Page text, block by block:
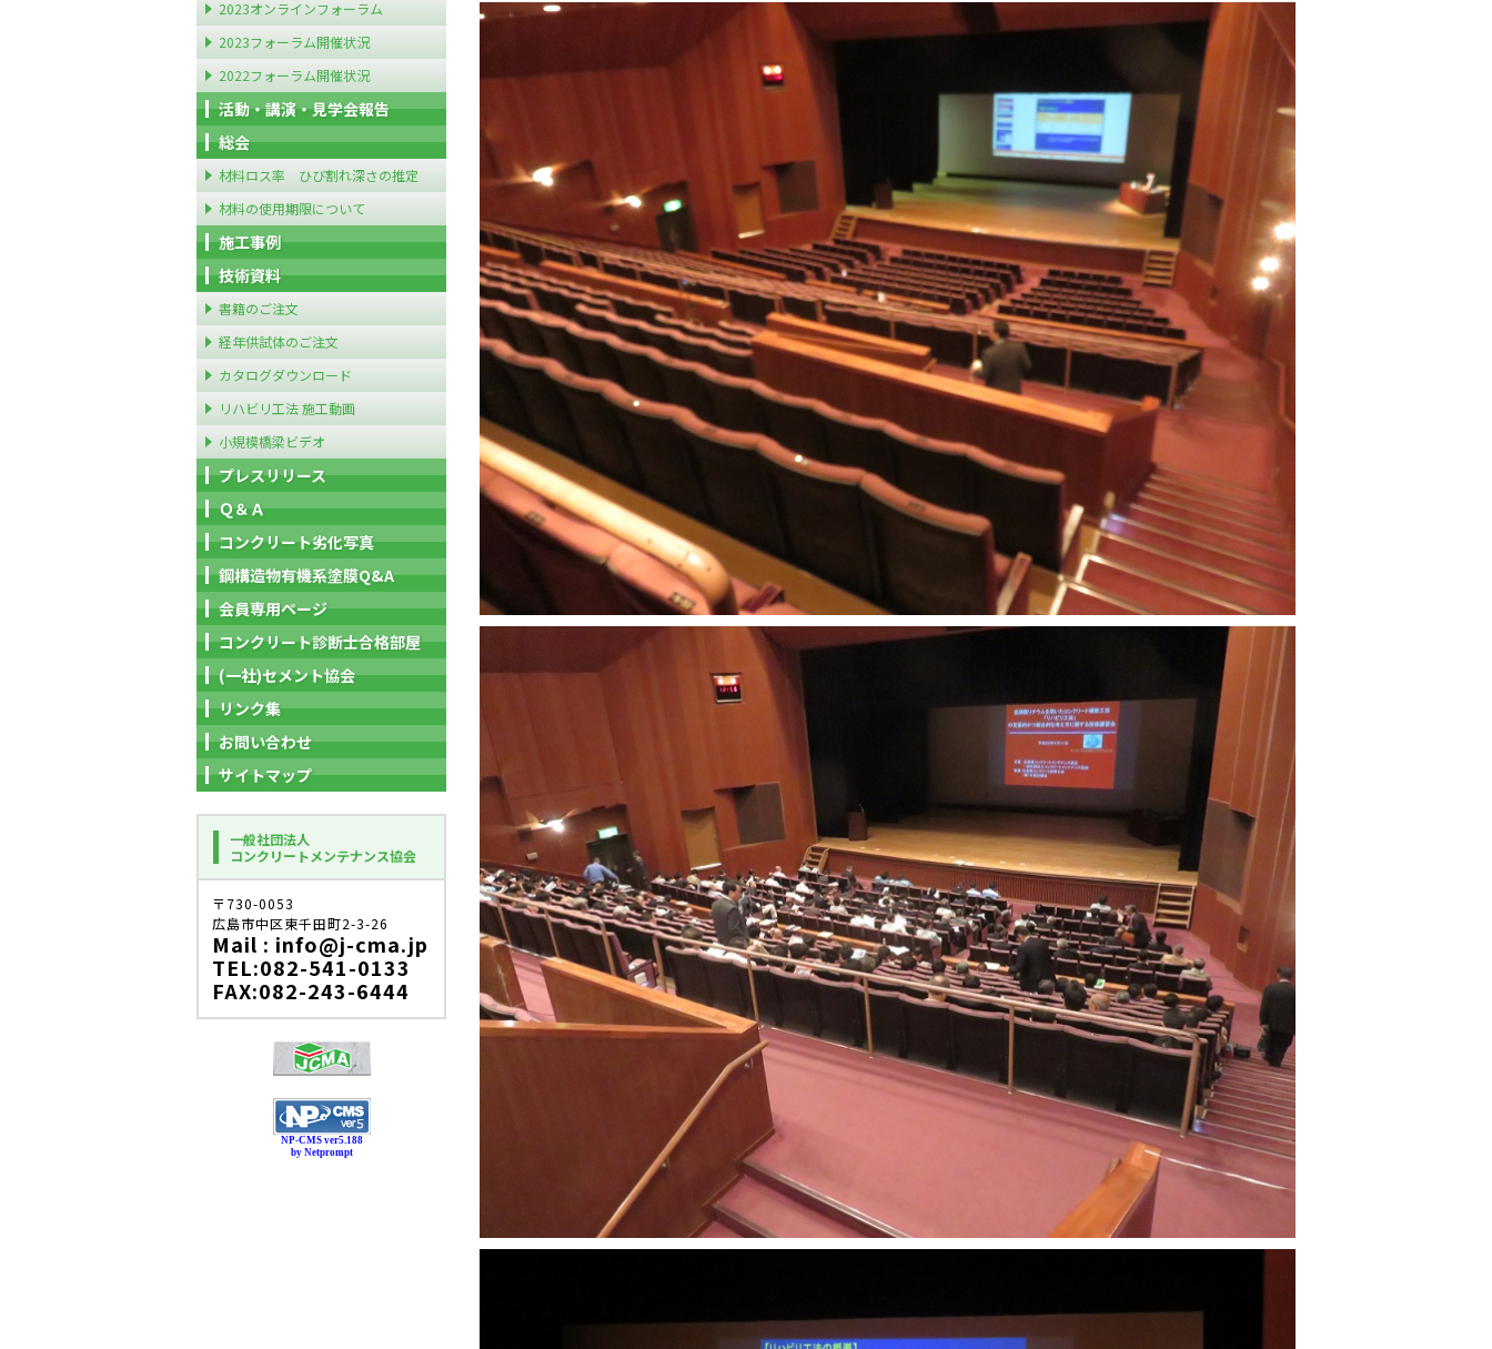
2023オンラインフォーラム
2023フォーラム開催状況
2022フォーラム開催状況
活動・講演・見学会報告
総会
材料ロス率 ひび割れ深さの推定
材料の使用期限について
施工事例
技術資料
書籍のご注文
経年供試体のご注文
カタログダウンロード
リハビリ工法 施工動画
小規模橋梁ビデオ
プレスリリース
Ｑ＆Ａ
コンクリート劣化写真
鋼構造物有機系塗膜Q&A
会員専用ページ
コンクリート診断士合格部屋
(一社)セメント協会
リンク集
お問い合わせ
サイトマップ
一般社団法人
コンクリートメンテナンス協会
〒730-0053
広島市中区東千田町2-3-26
Mail : info@j-cma.jp
TEL:082-541-0133
FAX:082-243-6444
NP-CMS ver5.188
by Netprompt